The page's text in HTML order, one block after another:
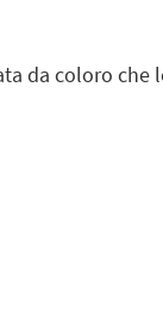
da coloro che